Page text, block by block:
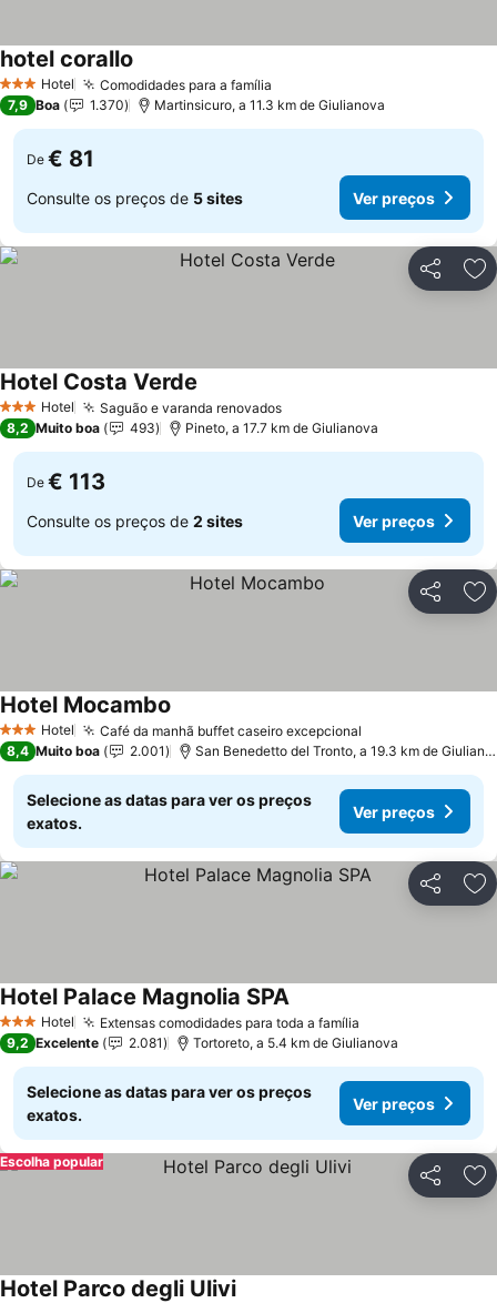
3 EstrelasHotel Comodidades para a família
hotel corallo
7,9 Boa 1.370 Martinsicuro, a 11.3 km de Giulianova
De € 81
Consulte os preços de 5 sites Ver preços
Partilhar
3 EstrelasHotel Saguão e varanda renovados
Hotel Costa Verde
8,2 Muito boa 493 Pineto, a 17.7 km de Giulianova
De € 113
Consulte os preços de 2 sites Ver preços
Partilhar
3 EstrelasHotel Café da manhã buffet caseiro excepcional
Hotel Mocambo
8,4 Muito boa 2.001 San Benedetto del Tronto, a 19.3 km de Giulianova
Selecione as datas para ver os preços
exatos.
Ver preços
Partilhar
3 EstrelasHotel Extensas comodidades para toda a família
Hotel Palace Magnolia SPA
9,2 Excelente 2.081 Tortoreto, a 5.4 km de Giulianova
Selecione as datas para ver os preços
exatos.
Ver preços
Partilhar
Escolha popular
Hotel Parco degli Ulivi